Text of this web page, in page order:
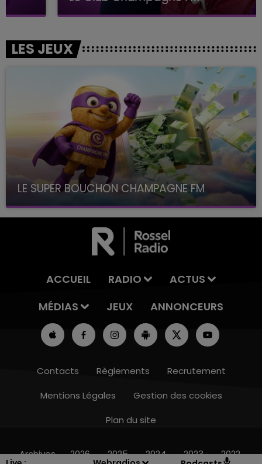
10h00 - 14h00
LES JEUX
LE SUPER BOUCHON CHAMPAGNE FM
avec La Famille Champagne FM, à 8H10
ACCUEIL RADIO
ACTUS
MÉDIAS
JEUX ANNONCEURS
Contacts Règlements
Recrutement
Mentions Légales
Gestion des cookies
Plan du site
Archives 2026 2025 2024 2023 2022